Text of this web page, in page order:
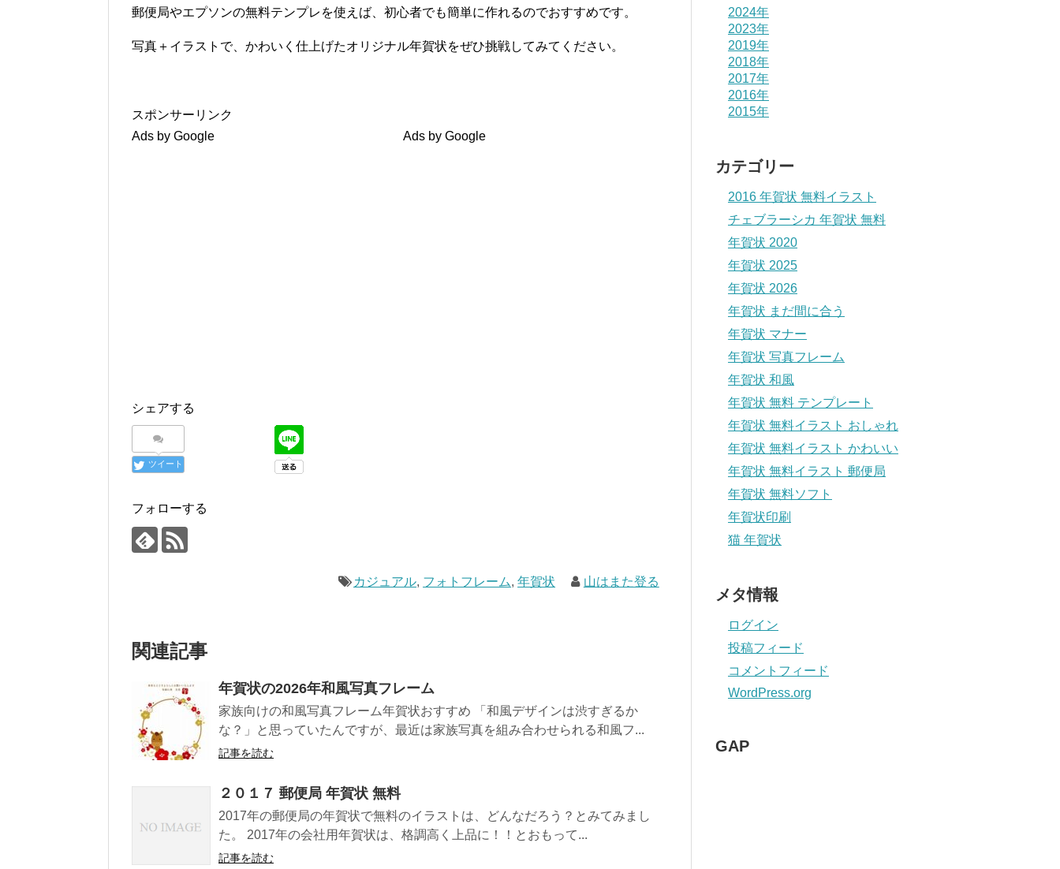
郵便局やエプソンの無料テンプレを使えば、初心者でも簡単に作れるのでおすすめです。
写真＋イラストで、かわいく仕上げたオリジナル年賀状をぜひ挑戦してみてください。
スポンサーリンク
Ads by Google
Ads by Google
シェアする
ツイート
フォローする
カジュアル, フォトフレーム,年賀状 山はまた登る
関連記事
年賀状の2026年和風写真フレーム
家族向けの和風写真フレーム年賀状おすすめ 「和風デザインは渋すぎるか
な？」と思っていたんですが、最近は家族写真を組み合わせられる和風フ...
記事を読む
２０１７ 郵便局 年賀状 無料
2017年の郵便局の年賀状で無料のイラストは、どんなだろう？とみてみまし
た。 2017年の会社用年賀状は、格調高く上品に！！とおもって...
記事を読む
2024年
2023年
2019年
2018年
2017年
2016年
2015年
カテゴリー
2016 年賀状 無料イラスト
チェブラーシカ 年賀状 無料
年賀状 2020
年賀状 2025
年賀状 2026
年賀状 まだ間に合う
年賀状 マナー
年賀状 写真フレーム
年賀状 和風
年賀状 無料 テンプレート
年賀状 無料イラスト おしゃれ
年賀状 無料イラスト かわいい
年賀状 無料イラスト 郵便局
年賀状 無料ソフト
年賀状印刷
猫 年賀状
メタ情報
ログイン
投稿フィード
コメントフィード
WordPress.org
GAP